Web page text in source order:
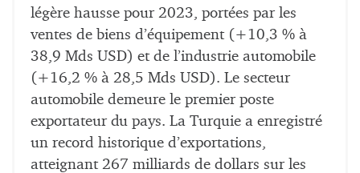
légère hausse pour 2023, portées par les
ventes de biens d’équipement (+10,3 % à
38,9 Mds USD) et de l’industrie automobile
(+16,2 % à 28,5 Mds USD). Le secteur
automobile demeure le premier poste
exportateur du pays. La Turquie a enregistré
un record historique d’exportations,
atteignant 267 milliards de dollars sur les